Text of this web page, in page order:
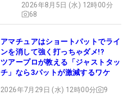
2026年8月5日 (水) 12時00分
68
アマチュアはショートパットでライ
ンを消して強く打っちゃダメ!?
ツアープロが教える「ジャストタッ
チ」なら3パットが激減するワケ
2026年7月29日 (水) 12時00分 9